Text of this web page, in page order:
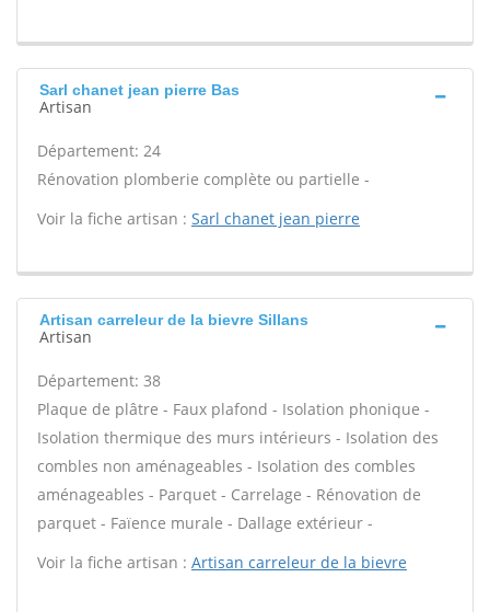
Sarl chanet jean pierre Bas
Artisan
Département: 24
Rénovation plomberie complète ou partielle -
Voir la fiche artisan : Sarl chanet jean pierre
Artisan carreleur de la bievre Sillans
Artisan
Département: 38
Plaque de plâtre - Faux plafond - Isolation phonique -
Isolation thermique des murs intérieurs - Isolation des
combles non aménageables - Isolation des combles
aménageables - Parquet - Carrelage - Rénovation de
parquet - Faïence murale - Dallage extérieur -
Voir la fiche artisan : Artisan carreleur de la bievre